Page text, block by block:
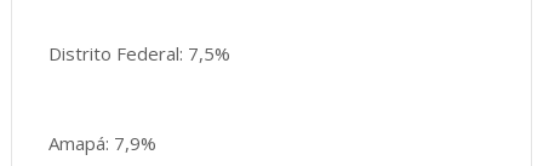
Distrito Federal: 7,5%
Amapá: 7,9%